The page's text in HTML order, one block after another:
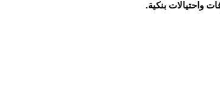
واحتيالات بنكية.